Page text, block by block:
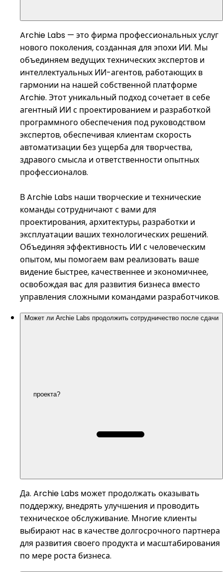
Archie Labs — это фирма профессиональных услуг
нового поколения, созданная для эпохи ИИ. Мы
объединяем ведущих технических экспертов и
интеллектуальных ИИ-агентов, работающих в
гармонии на нашей собственной платформе
Archie. Этот уникальный подход сочетает в себе
агентный ИИ с проектированием и разработкой
программного обеспечения под руководством
экспертов, обеспечивая клиентам скорость
автоматизации без ущерба для творчества,
здравого смысла и ответственности опытных
профессионалов.
В Archie Labs наши творческие и технические
команды сотрудничают с вами для
проектирования, архитектуры, разработки и
эксплуатации ваших технологических решений.
Объединяя эффективность ИИ с человеческим
опытом, мы помогаем вам реализовать ваше
видение быстрее, качественнее и экономичнее,
освобождая вас для развития бизнеса вместо
управления сложными командами разработчиков.
Может ли Archie Labs продолжить сотрудничество после сдачи
проекта?
Да. Archie Labs может продолжать оказывать
поддержку, внедрять улучшения и проводить
техническое обслуживание. Многие клиенты
выбирают нас в качестве долгосрочного партнера
для развития своего продукта и масштабирования
по мере роста бизнеса.